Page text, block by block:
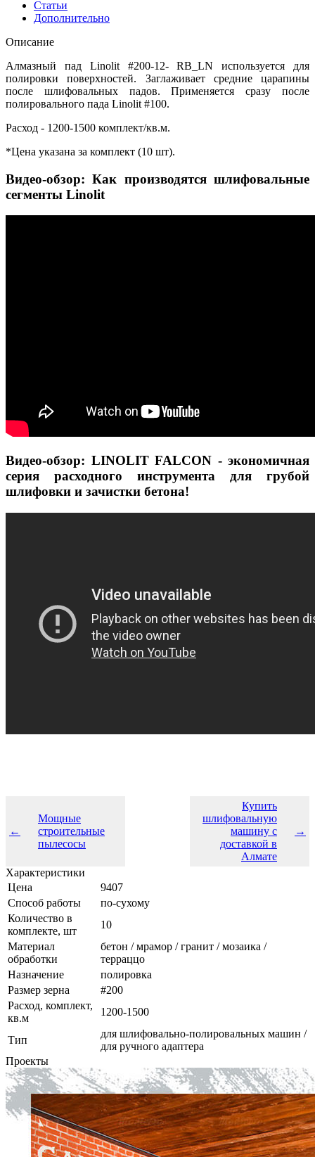
Статьи
Дополнительно
Описание
Алмазный пад Linolit #200-12- RB_LN используется для
полировки поверхностей. Заглаживает средние царапины
после шлифовальных падов. Применяется сразу после
полировального пада Linolit #100.
Расход - 1200-1500 комплект/кв.м.
*Цена указана за комплект (10 шт).
Видео-обзор: Как производятся шлифовальные
сегменты Linolit
Видео-обзор: LINOLIT FALCON - экономичная
серия расходного инструмента для грубой
шлифовки и зачистки бетона!
←
Мощные
строительные
пылесосы
Купить
шлифовальную
машину с
доставкой в
Алмате
→
Характеристики
Цена
9407
Cпособ работы
по-сухому
Количество в
комплекте, шт
10
Материал
обработки
бетон / мрамор / гранит / мозаика /
терраццо
Назначение
полировка
Размер зерна
#200
Расход, комплект,
кв.м
1200-1500
Тип
для шлифовально-полировальных машин /
для ручного адаптера
Проекты